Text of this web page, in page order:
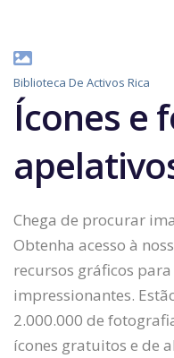
Biblioteca De Activos Rica
Ícones e
Chega de procurar
Obtenha acesso à
recursos gráficos
impressionantes.
2.000.000 de
ícones gratuitos e de